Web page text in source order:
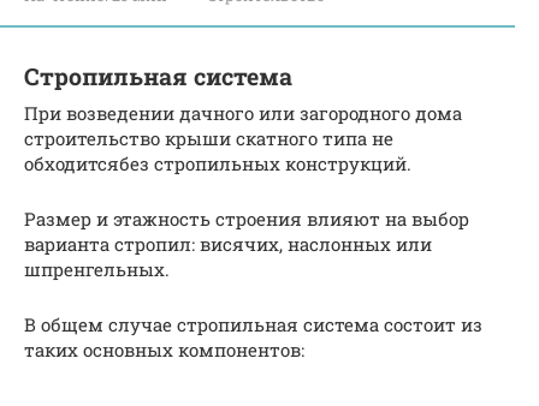
Стропильная система
При возведении дачного или загородного дома
строительство крыши скатного типа не
обходитсябез стропильных конструкций.
Размер и этажность строения влияют на выбор
варианта стропил: висячих, наслонных или
шпренгельных.
В общем случае стропильная система состоит из
таких основных компонентов: